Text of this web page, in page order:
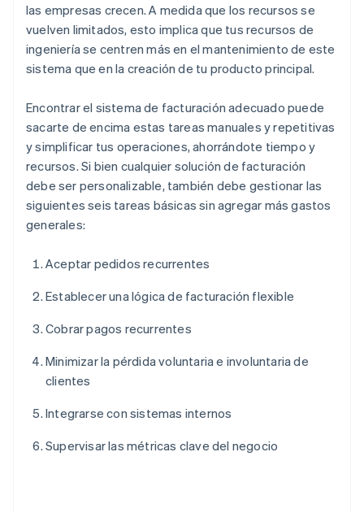
las empresas crecen. A medida que los recursos se
vuelven limitados, esto implica que tus recursos de
ingeniería se centren más en el mantenimiento de este
sistema que en la creación de tu producto principal.
Encontrar el sistema de facturación adecuado puede
sacarte de encima estas tareas manuales y repetitivas
y simplificar tus operaciones, ahorrándote tiempo y
recursos. Si bien cualquier solución de facturación
debe ser personalizable, también debe gestionar las
siguientes seis tareas básicas sin agregar más gastos
generales:
Aceptar pedidos recurrentes
Establecer una lógica de facturación flexible
Cobrar pagos recurrentes
Minimizar la pérdida voluntaria e involuntaria de
clientes
Integrarse con sistemas internos
Supervisar las métricas clave del negocio